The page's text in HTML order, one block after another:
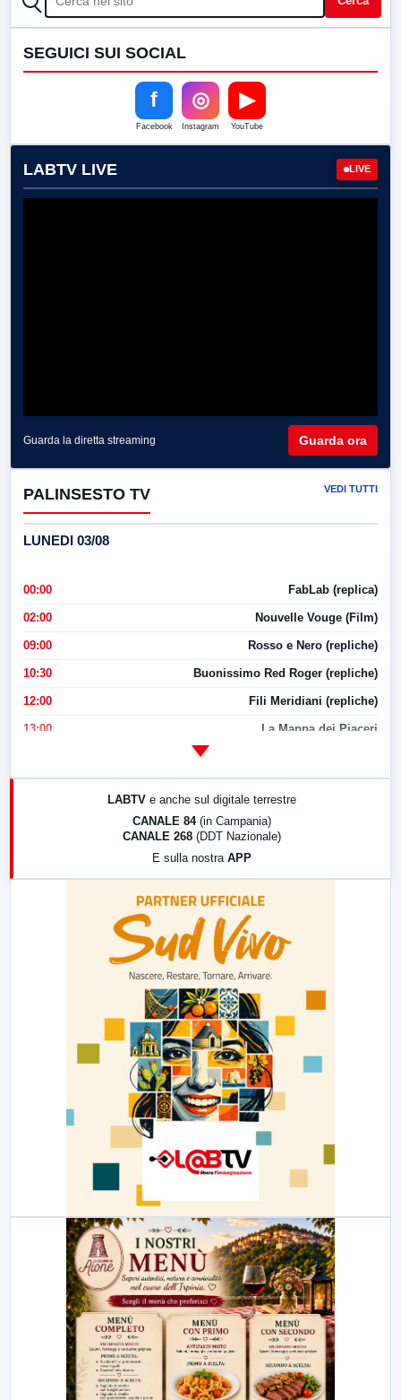
SEGUICI SUI SOCIAL
f
Facebook
◎
Instagram
▶
YouTube
LABTV LIVE LIVE
Guarda la diretta streaming Guarda ora
PALINSESTO TV VEDI TUTTI
LUNEDI 03/08
00:00 FabLab (replica)
02:00 Nouvelle Vouge (Film)
09:00 Rosso e Nero (repliche)
10:30 Buonissimo Red Roger (repliche)
12:00 Fili Meridiani (repliche)
13:00 La Mappa dei Piaceri
17:00 LabNews (replica)
LABTV e anche sul digitale terrestre
CANALE 84 (in Campania)
CANALE 268 (DDT Nazionale)
E sulla nostra APP